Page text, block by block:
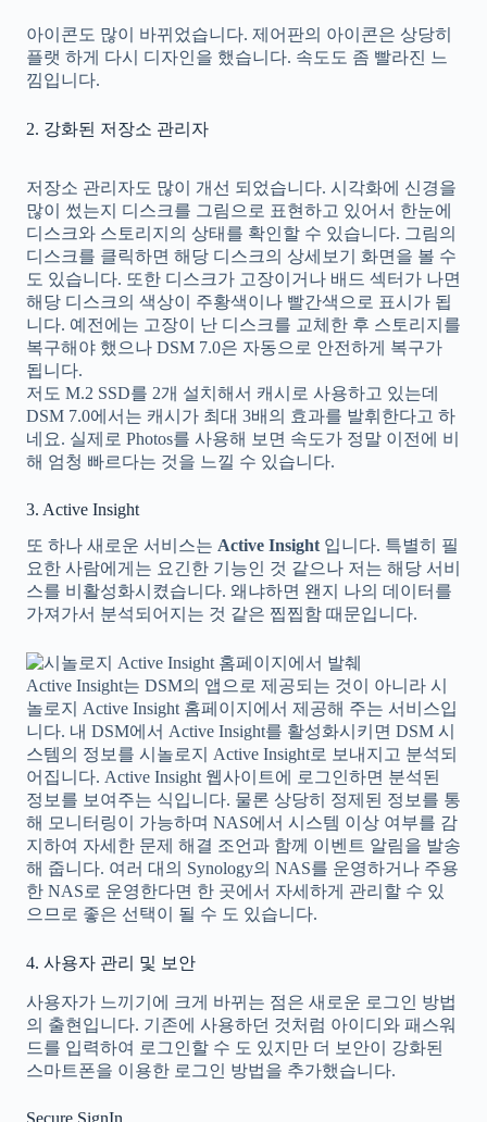
아이콘도 많이 바뀌었습니다. 제어판의 아이콘은 상당히
플랫 하게 다시 디자인을 했습니다. 속도도 좀 빨라진 느
낌입니다.
2. 강화된 저장소 관리자
저장소 관리자도 많이 개선 되었습니다. 시각화에 신경을
많이 썼는지 디스크를 그림으로 표현하고 있어서 한눈에
디스크와 스토리지의 상태를 확인할 수 있습니다. 그림의
디스크를 클릭하면 해당 디스크의 상세보기 화면을 볼 수
도 있습니다. 또한 디스크가 고장이거나 배드 섹터가 나면
해당 디스크의 색상이 주황색이나 빨간색으로 표시가 됩
니다. 예전에는 고장이 난 디스크를 교체한 후 스토리지를
복구해야 했으나 DSM 7.0은 자동으로 안전하게 복구가
됩니다.
저도 M.2 SSD를 2개 설치해서 캐시로 사용하고 있는데
DSM 7.0에서는 캐시가 최대 3배의 효과를 발휘한다고 하
네요. 실제로 Photos를 사용해 보면 속도가 정말 이전에 비
해 엄청 빠르다는 것을 느낄 수 있습니다.
3. Active Insight
또 하나 새로운 서비스는 Active Insight 입니다. 특별히 필
요한 사람에게는 요긴한 기능인 것 같으나 저는 해당 서비
스를 비활성화시켰습니다. 왜냐하면 왠지 나의 데이터를
가져가서 분석되어지는 것 같은 찝찝함 때문입니다.
Active Insight는 DSM의 앱으로 제공되는 것이 아니라 시
놀로지 Active Insight 홈페이지에서 제공해 주는 서비스입
니다. 내 DSM에서 Active Insight를 활성화시키면 DSM 시
스템의 정보를 시놀로지 Active Insight로 보내지고 분석되
어집니다. Active Insight 웹사이트에 로그인하면 분석된
정보를 보여주는 식입니다. 물론 상당히 정제된 정보를 통
해 모니터링이 가능하며 NAS에서 시스템 이상 여부를 감
지하여 자세한 문제 해결 조언과 함께 이벤트 알림을 발송
해 줍니다. 여러 대의 Synology의 NAS를 운영하거나 주용
한 NAS로 운영한다면 한 곳에서 자세하게 관리할 수 있
으므로 좋은 선택이 될 수 도 있습니다.
4. 사용자 관리 및 보안
사용자가 느끼기에 크게 바뀌는 점은 새로운 로그인 방법
의 출현입니다. 기존에 사용하던 것처럼 아이디와 패스워
드를 입력하여 로그인할 수 도 있지만 더 보안이 강화된
스마트폰을 이용한 로그인 방법을 추가했습니다.